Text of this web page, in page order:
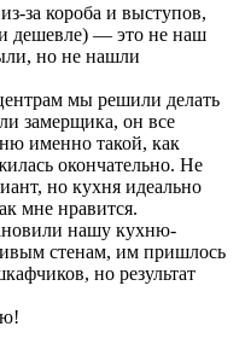
за короба и выступов,
дешевле) — это не наш
но не нашли
мы решили делать
замерщика, он все
именно такой, как
окончательно. Не
но кухня идеально
мне нравится.
нашу кухню-
стенам, им пришлось
но результат